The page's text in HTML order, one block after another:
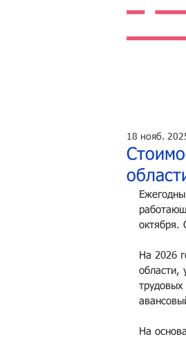
18 нояб.
октября.
На 2026
области,
На